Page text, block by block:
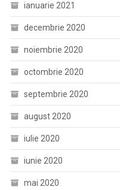
ianuarie 2021
decembrie 2020
noiembrie 2020
octombrie 2020
septembrie 2020
august 2020
iulie 2020
iunie 2020
mai 2020